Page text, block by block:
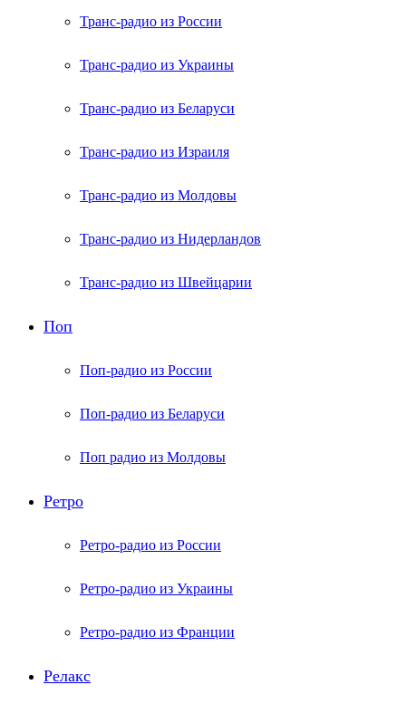
Транс-радио из России
Транс-радио из Украины
Транс-радио из Беларуси
Транс-радио из Израиля
Транс-радио из Молдовы
Транс-радио из Нидерландов
Транс-радио из Швейцарии
Поп
Поп-радио из России
Поп-радио из Беларуси
Поп радио из Молдовы
Ретро
Ретро-радио из России
Ретро-радио из Украины
Ретро-радио из Франции
Релакс